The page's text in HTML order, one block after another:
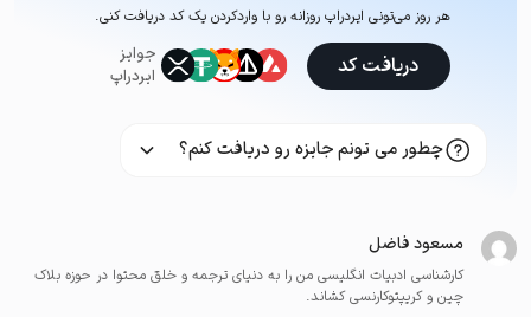
هر روز می‌تونی ایردراپ روزانه رو با وارد‌کردن یک کد دریافت کنی.
جوایز
ایردراپ
دریافت کد
چطور می تونم جایزه رو دریافت کنم؟
مسعود فاضل
کارشناسی ادبیات انگلیسی من را به دنیای ترجمه و خلق محتوا در حوزه بلاک
چین و کریپتوکارنسی کشاند.